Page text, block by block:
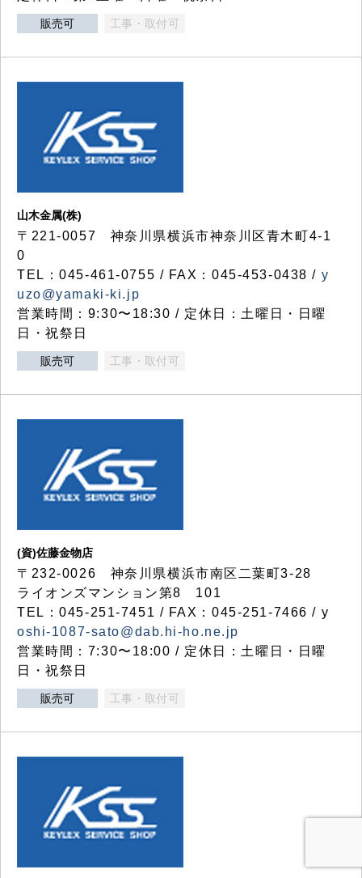
販売可 工事・取付可
山木金属(株)
〒221-0057 神奈川県横浜市神奈川区青木町4-1
0
TEL：045-461-0755 / FAX：045-453-0438 / y
uzo@yamaki-ki.jp
営業時間：9:30〜18:30 / 定休日：土曜日・日曜
日・祝祭日
販売可 工事・取付可
(資)佐藤金物店
〒232-0026 神奈川県横浜市南区二葉町3-28
ライオンズマンション第8 101
TEL：045-251-7451 / FAX：045-251-7466 / y
oshi-1087-sato@dab.hi-ho.ne.jp
営業時間：7:30〜18:00 / 定休日：土曜日・日曜
日・祝祭日
販売可 工事・取付可